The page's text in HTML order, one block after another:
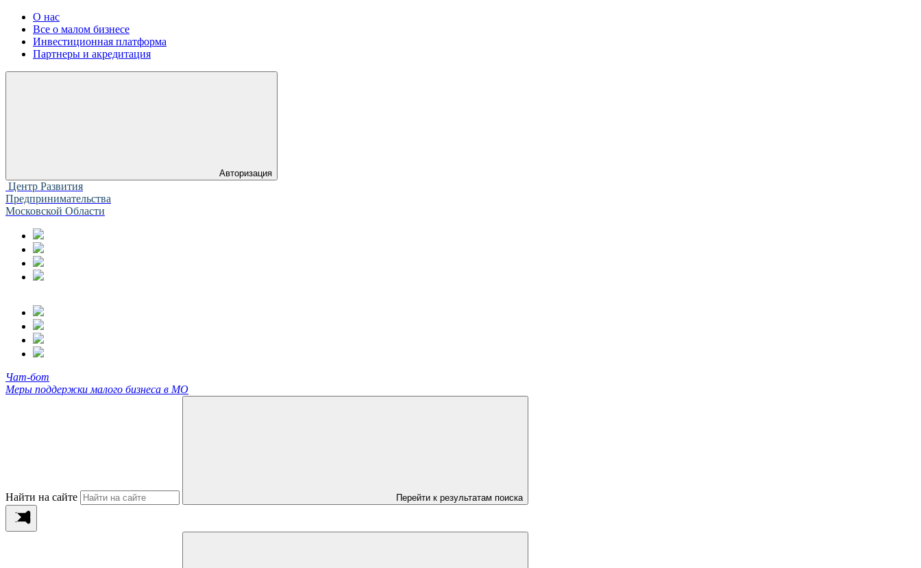
О нас
Все о малом бизнесе
Инвестиционная платформа
Партнеры и акредитация
Авторизация
Центр Развития
Предпринимательства
Московской Области
Чат-бот
Меры поддержки малого бизнеса в МО
Найти на сайте Перейти к результатам поиска